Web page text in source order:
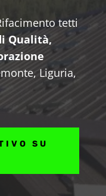
tetti
Qualità,
Liguria,
SU